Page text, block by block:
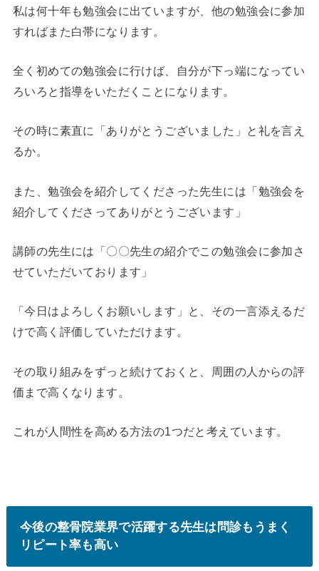
私は何十年も勉強会に出ていますが、他の勉強会に参加
すればまた白帯になります。
全く初めての勉強会に行けば、自分が下っ端になってい
ろいろと指導をいただくことになります。
その時に素直に「ありがとうございました」と礼を言え
るか。
また、勉強会を紹介してくださった先生には「勉強会を
紹介してくださってありがとうございます」
講師の先生には「〇〇先生の紹介でこの勉強会に参加さ
せていただいております」
「今日はよろしくお願いします」と、その一言添えるだ
けで高く評価していただけます。
その取り組みをずっと続けておくと、周囲の人からの評
価まで高くなります。
これが人間性を高める方法の1つだと考えています。
今後の整骨院業界で活躍する先生は問診もうまく
リピート率も高い